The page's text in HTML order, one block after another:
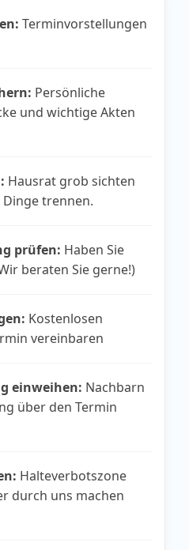
Terminvorstellungen
Persönliche
und wichtige Akten
Hausrat grob sichten
trennen.
prüfen: Haben Sie
beraten Sie gerne!)
Kostenlosen
vereinbaren
einweihen: Nachbarn
über den Termin
Halteverbotszone
durch uns machen